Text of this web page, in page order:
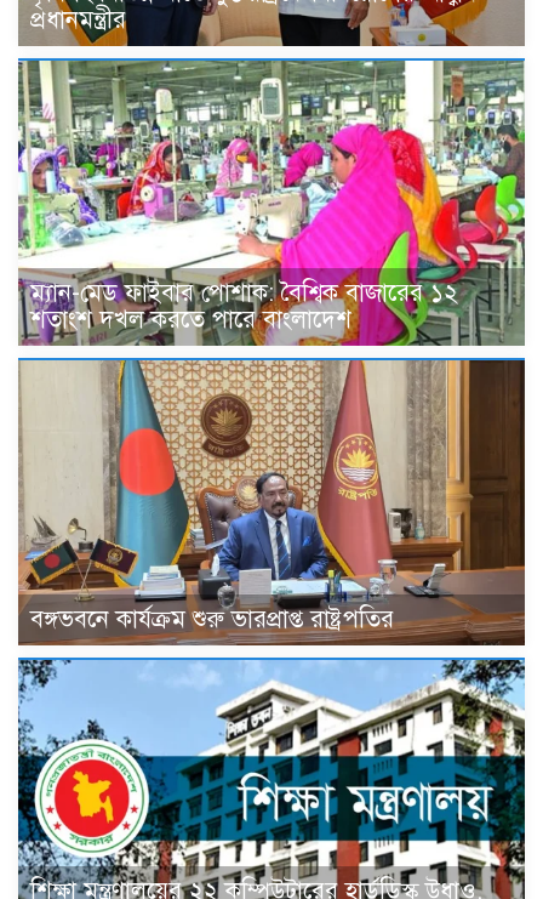
প্রধানমন্ত্রীর
ম্যান-মেড ফাইবার পোশাক: বৈশ্বিক বাজারের ১২
শতাংশ দখল করতে পারে বাংলাদেশ
বঙ্গভবনে কার্যক্রম শুরু ভারপ্রাপ্ত রাষ্ট্রপতির
শিক্ষা মন্ত্রণালয়ের ২২ কম্পিউটারের হার্ডডিস্ক উধাও,